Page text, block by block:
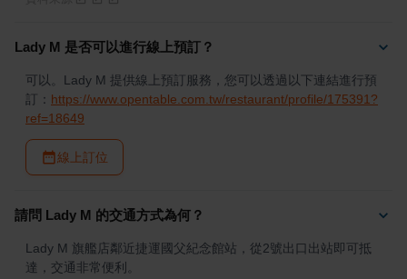
Lady M 是否可以進行線上預訂？
可以。Lady M 提供線上預訂服務，您可以透過以下連結進行預
訂： https://www.opentable.com.tw/restaurant/profile/175391?
ref=18649
線上訂位
請問 Lady M 的交通方式為何？
Lady M 旗艦店鄰近捷運國父紀念館站，從2號出口出站即可抵
達，交通非常便利。